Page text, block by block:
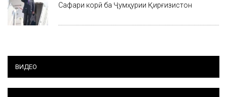
Сафари корӣ ба Ҷумҳурии Қирғизистон
ВИДЕО